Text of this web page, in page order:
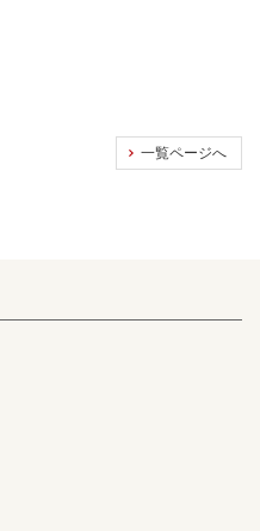
一覧ページへ